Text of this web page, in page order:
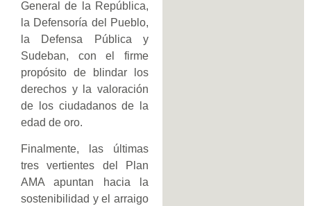
General de la República,
la Defensoría del Pueblo,
la Defensa Pública y
Sudeban, con el firme
propósito de blindar los
derechos y la valoración
de los ciudadanos de la
edad de oro.
Finalmente, las últimas
tres vertientes del Plan
AMA apuntan hacia la
sostenibilidad y el arraigo